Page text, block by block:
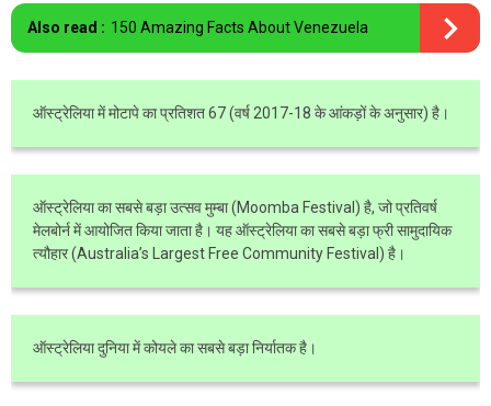
Also read : 150 Amazing Facts About Venezuela
ऑस्ट्रेलिया में मोटापे का प्रतिशत 67 (वर्ष 2017-18 के आंकड़ों के अनुसार) है।
ऑस्ट्रेलिया का सबसे बड़ा उत्सव मुम्बा (Moomba Festival) है, जो प्रतिवर्ष
मेलबोर्न में आयोजित किया जाता है। यह ऑस्ट्रेलिया का सबसे बड़ा फ्री सामुदायिक
त्यौहार (Australia’s Largest Free Community Festival) है।
ऑस्ट्रेलिया दुनिया में कोयले का सबसे बड़ा निर्यातक है।